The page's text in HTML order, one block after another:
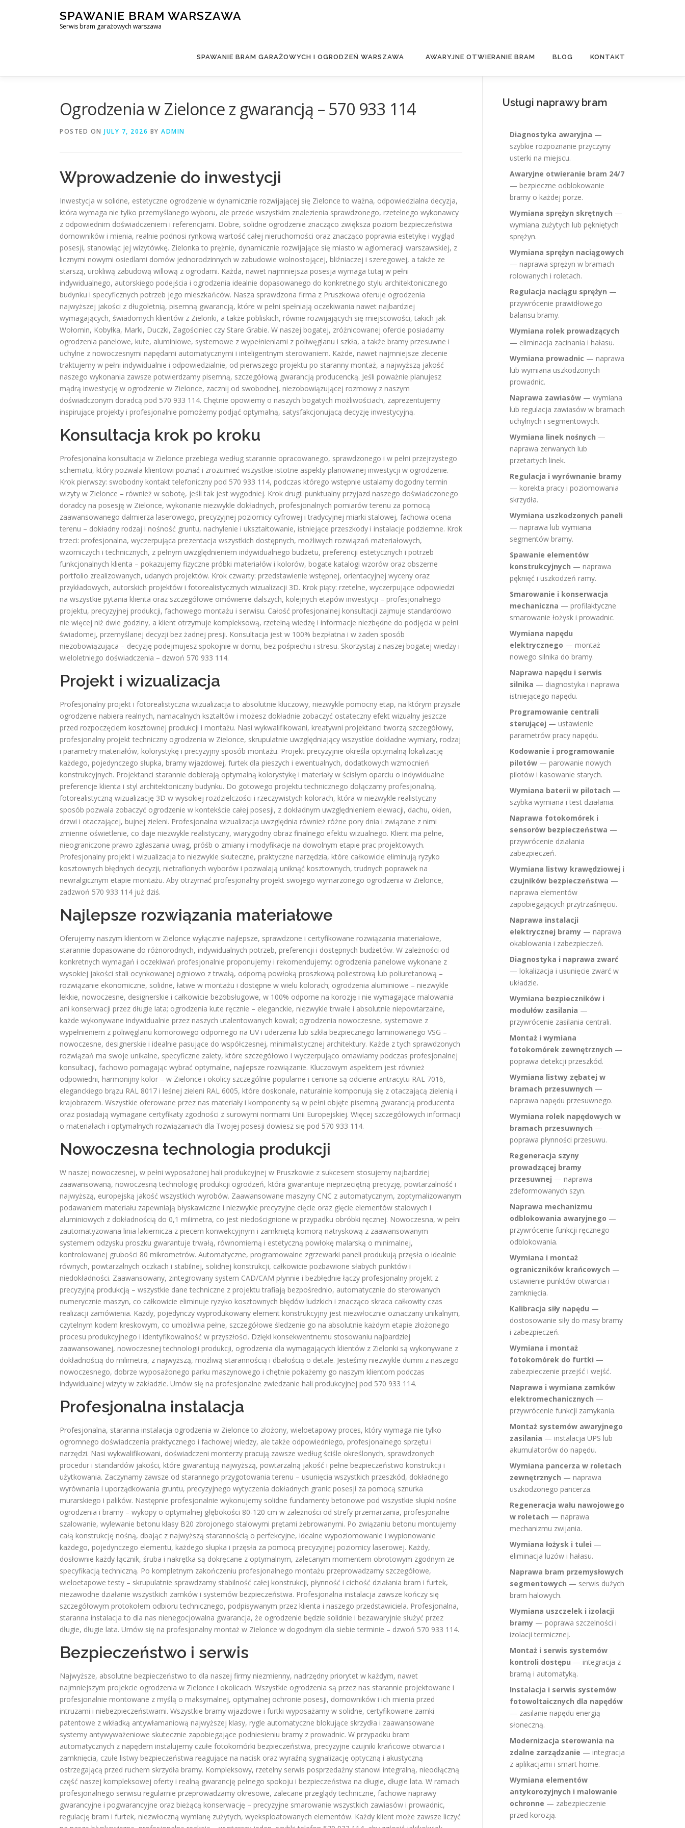
SPAWANIE BRAM WARSZAWA
Serwis bram garażowych warszawa
SPAWANIE BRAM GARAŻOWYCH I OGRODZEŃ WARSZAWA AWARYJNE OTWIERANIE BRAM BLOG KONTAKT
Ogrodzenia w Zielonce z gwarancją – 570 933 114
POSTED ON JULY 7, 2026 BY ADMIN
Wprowadzenie do inwestycji
Inwestycja w solidne, estetyczne ogrodzenie w dynamicznie rozwijającej się Zielonce to ważna, odpowiedzialna decyzja,
która wymaga nie tylko przemyślanego wyboru, ale przede wszystkim znalezienia sprawdzonego, rzetelnego wykonawcy
z odpowiednim doświadczeniem i referencjami. Dobre, solidne ogrodzenie znacząco zwiększa poziom bezpieczeństwa
domowników i mienia, realnie podnosi rynkową wartość całej nieruchomości oraz znacząco poprawia estetykę i wygląd
posesji, stanowiąc jej wizytówkę. Zielonka to prężnie, dynamicznie rozwijające się miasto w aglomeracji warszawskiej, z
licznymi nowymi osiedlami domów jednorodzinnych w zabudowie wolnostojącej, bliźniaczej i szeregowej, a także ze
starszą, urokliwą zabudową willową z ogrodami. Każda, nawet najmniejsza posesja wymaga tutaj w pełni
indywidualnego, autorskiego podejścia i ogrodzenia idealnie dopasowanego do konkretnego stylu architektonicznego
budynku i specyficznych potrzeb jego mieszkańców. Nasza sprawdzona firma z Pruszkowa oferuje ogrodzenia
najwyższej jakości z długoletnią, pisemną gwarancją, które w pełni spełniają oczekiwania nawet najbardziej
wymagających, świadomych klientów z Zielonki, a także pobliskich, równie rozwijających się miejscowości, takich jak
Wołomin, Kobyłka, Marki, Duczki, Zagościniec czy Stare Grabie. W naszej bogatej, zróżnicowanej ofercie posiadamy
ogrodzenia panelowe, kute, aluminiowe, systemowe z wypełnieniami z poliwęglanu i szkła, a także bramy przesuwne i
uchylne z nowoczesnymi napędami automatycznymi i inteligentnym sterowaniem. Każde, nawet najmniejsze zlecenie
traktujemy w pełni indywidualnie i odpowiedzialnie, od pierwszego projektu po staranny montaż, a najwyższą jakość
naszego wykonania zawsze potwierdzamy pisemną, szczegółową gwarancją producencką. Jeśli poważnie planujesz
mądrą inwestycję w ogrodzenie w Zielonce, zacznij od swobodnej, niezobowiązującej rozmowy z naszym
doświadczonym doradcą pod 570 933 114. Chętnie opowiemy o naszych bogatych możliwościach, zaprezentujemy
inspirujące projekty i profesjonalnie pomożemy podjąć optymalną, satysfakcjonującą decyzję inwestycyjną.
Konsultacja krok po kroku
Profesjonalna konsultacja w Zielonce przebiega według starannie opracowanego, sprawdzonego i w pełni przejrzystego
schematu, który pozwala klientowi poznać i zrozumieć wszystkie istotne aspekty planowanej inwestycji w ogrodzenie.
Krok pierwszy: swobodny kontakt telefoniczny pod 570 933 114, podczas którego wstępnie ustalamy dogodny termin
wizyty w Zielonce – również w sobotę, jeśli tak jest wygodniej. Krok drugi: punktualny przyjazd naszego doświadczonego
doradcy na posesję w Zielonce, wykonanie niezwykle dokładnych, profesjonalnych pomiarów terenu za pomocą
zaawansowanego dalmierza laserowego, precyzyjnej poziomicy cyfrowej i tradycyjnej miarki stalowej, fachowa ocena
terenu – dokładny rodzaj i nośność gruntu, nachylenie i ukształtowanie, istniejące przeszkody i instalacje podziemne. Krok
trzeci: profesjonalna, wyczerpująca prezentacja wszystkich dostępnych, możliwych rozwiązań materiałowych,
wzorniczych i technicznych, z pełnym uwzględnieniem indywidualnego budżetu, preferencji estetycznych i potrzeb
funkcjonalnych klienta – pokazujemy fizyczne próbki materiałów i kolorów, bogate katalogi wzorów oraz obszerne
portfolio zrealizowanych, udanych projektów. Krok czwarty: przedstawienie wstępnej, orientacyjnej wyceny oraz
przykładowych, autorskich projektów i fotorealistycznych wizualizacji 3D. Krok piąty: rzetelne, wyczerpujące odpowiedzi
na wszystkie pytania klienta oraz szczegółowe omówienie dalszych, kolejnych etapów inwestycji – profesjonalnego
projektu, precyzyjnej produkcji, fachowego montażu i serwisu. Całość profesjonalnej konsultacji zajmuje standardowo
nie więcej niż dwie godziny, a klient otrzymuje kompleksową, rzetelną wiedzę i informacje niezbędne do podjęcia w pełni
świadomej, przemyślanej decyzji bez żadnej presji. Konsultacja jest w 100% bezpłatna i w żaden sposób
niezobowiązująca – decyzję podejmujesz spokojnie w domu, bez pośpiechu i stresu. Skorzystaj z naszej bogatej wiedzy i
wieloletniego doświadczenia – dzwoń 570 933 114.
Projekt i wizualizacja
Profesjonalny projekt i fotorealistyczna wizualizacja to absolutnie kluczowy, niezwykle pomocny etap, na którym przyszłe
ogrodzenie nabiera realnych, namacalnych kształtów i możesz dokładnie zobaczyć ostateczny efekt wizualny jeszcze
przed rozpoczęciem kosztownej produkcji i montażu. Nasi wykwalifikowani, kreatywni projektanci tworzą szczegółowy,
profesjonalny projekt techniczny ogrodzenia w Zielonce, skrupulatnie uwzględniający wszystkie dokładne wymiary, rodzaj
i parametry materiałów, kolorystykę i precyzyjny sposób montażu. Projekt precyzyjnie określa optymalną lokalizację
każdego, pojedynczego słupka, bramy wjazdowej, furtek dla pieszych i ewentualnych, dodatkowych wzmocnień
konstrukcyjnych. Projektanci starannie dobierają optymalną kolorystykę i materiały w ścisłym oparciu o indywidualne
preferencje klienta i styl architektoniczny budynku. Do gotowego projektu technicznego dołączamy profesjonalną,
fotorealistyczną wizualizację 3D w wysokiej rozdzielczości i rzeczywistych kolorach, która w niezwykle realistyczny
sposób pozwala zobaczyć ogrodzenie w kontekście całej posesji, z dokładnym uwzględnieniem elewacji, dachu, okien,
drzwi i otaczającej, bujnej zieleni. Profesjonalna wizualizacja uwzględnia również różne pory dnia i związane z nimi
zmienne oświetlenie, co daje niezwykle realistyczny, wiarygodny obraz finalnego efektu wizualnego. Klient ma pełne,
nieograniczone prawo zgłaszania uwag, próśb o zmiany i modyfikacje na dowolnym etapie prac projektowych.
Profesjonalny projekt i wizualizacja to niezwykle skuteczne, praktyczne narzędzia, które całkowicie eliminują ryzyko
kosztownych błędnych decyzji, nietrafionych wyborów i pozwalają uniknąć kosztownych, trudnych poprawek na
newralgicznym etapie montażu. Aby otrzymać profesjonalny projekt swojego wymarzonego ogrodzenia w Zielonce,
zadzwoń 570 933 114 już dziś.
Najlepsze rozwiązania materiałowe
Oferujemy naszym klientom w Zielonce wyłącznie najlepsze, sprawdzone i certyfikowane rozwiązania materiałowe,
starannie dopasowane do różnorodnych, indywidualnych potrzeb, preferencji i dostępnych budżetów. W zależności od
konkretnych wymagań i oczekiwań profesjonalnie proponujemy i rekomendujemy: ogrodzenia panelowe wykonane z
wysokiej jakości stali ocynkowanej ogniowo z trwałą, odporną powłoką proszkową poliestrową lub poliuretanową –
rozwiązanie ekonomiczne, solidne, łatwe w montażu i dostępne w wielu kolorach; ogrodzenia aluminiowe – niezwykle
lekkie, nowoczesne, designerskie i całkowicie bezobsługowe, w 100% odporne na korozję i nie wymagające malowania
ani konserwacji przez długie lata; ogrodzenia kute ręcznie – eleganckie, niezwykle trwałe i absolutnie niepowtarzalne,
każde wykonywane indywidualnie przez naszych utalentowanych kowali; ogrodzenia nowoczesne, systemowe z
wypełnieniem z poliwęglanu komorowego odpornego na UV i uderzenia lub szkła bezpiecznego laminowanego VSG –
nowoczesne, designerskie i idealnie pasujące do współczesnej, minimalistycznej architektury. Każde z tych sprawdzonych
rozwiązań ma swoje unikalne, specyficzne zalety, które szczegółowo i wyczerpująco omawiamy podczas profesjonalnej
konsultacji, fachowo pomagając wybrać optymalne, najlepsze rozwiązanie. Kluczowym aspektem jest również
odpowiedni, harmonijny kolor – w Zielonce i okolicy szczególnie popularne i cenione są odcienie antracytu RAL 7016,
eleganckiego brązu RAL 8017 i leśnej zieleni RAL 6005, które doskonale, naturalnie komponują się z otaczającą zielenią i
krajobrazem. Wszystkie oferowane przez nas materiały i komponenty są w pełni objęte pisemną gwarancją producenta
oraz posiadają wymagane certyfikaty zgodności z surowymi normami Unii Europejskiej. Więcej szczegółowych informacji
o materiałach i optymalnych rozwiązaniach dla Twojej posesji dowiesz się pod 570 933 114.
Nowoczesna technologia produkcji
W naszej nowoczesnej, w pełni wyposażonej hali produkcyjnej w Pruszkowie z sukcesem stosujemy najbardziej
zaawansowaną, nowoczesną technologię produkcji ogrodzeń, która gwarantuje nieprzeciętną precyzję, powtarzalność i
najwyższą, europejską jakość wszystkich wyrobów. Zaawansowane maszyny CNC z automatycznym, zoptymalizowanym
podawaniem materiału zapewniają błyskawiczne i niezwykle precyzyjne cięcie oraz gięcie elementów stalowych i
aluminiowych z dokładnością do 0,1 milimetra, co jest niedoścignione w przypadku obróbki ręcznej. Nowoczesna, w pełni
zautomatyzowana linia lakiernicza z piecem konwekcyjnym i zamkniętą komorą natryskową z zaawansowanym
systemem odzysku proszku gwarantuje trwałą, równomierną i estetyczną powłokę malarską o minimalnej,
kontrolowanej grubości 80 mikrometrów. Automatyczne, programowalne zgrzewarki paneli produkują przęsła o idealnie
równych, powtarzalnych oczkach i stabilnej, solidnej konstrukcji, całkowicie pozbawione słabych punktów i
niedokładności. Zaawansowany, zintegrowany system CAD/CAM płynnie i bezbłędnie łączy profesjonalny projekt z
precyzyjną produkcją – wszystkie dane techniczne z projektu trafiają bezpośrednio, automatycznie do sterowanych
numerycznie maszyn, co całkowicie eliminuje ryzyko kosztownych błędów ludzkich i znacząco skraca całkowity czas
realizacji zamówienia. Każdy, pojedynczy wyprodukowany element konstrukcyjny jest niezwłocznie oznaczany unikalnym,
czytelnym kodem kreskowym, co umożliwia pełne, szczegółowe śledzenie go na absolutnie każdym etapie złożonego
procesu produkcyjnego i identyfikowalność w przyszłości. Dzięki konsekwentnemu stosowaniu najbardziej
zaawansowanej, nowoczesnej technologii produkcji, ogrodzenia dla wymagających klientów z Zielonki są wykonywane z
dokładnością do milimetra, z najwyższą, możliwą starannością i dbałością o detale. Jesteśmy niezwykle dumni z naszego
nowoczesnego, dobrze wyposażonego parku maszynowego i chętnie pokażemy go naszym klientom podczas
indywidualnej wizyty w zakładzie. Umów się na profesjonalne zwiedzanie hali produkcyjnej pod 570 933 114.
Profesjonalna instalacja
Profesjonalna, staranna instalacja ogrodzenia w Zielonce to złożony, wieloetapowy proces, który wymaga nie tylko
ogromnego doświadczenia praktycznego i fachowej wiedzy, ale także odpowiedniego, profesjonalnego sprzętu i
narzędzi. Nasi wykwalifikowani, doświadczeni monterzy pracują zawsze według ściśle określonych, sprawdzonych
procedur i standardów jakości, które gwarantują najwyższą, powtarzalną jakość i pełne bezpieczeństwo konstrukcji i
użytkowania. Zaczynamy zawsze od starannego przygotowania terenu – usunięcia wszystkich przeszkód, dokładnego
wyrównania i uporządkowania gruntu, precyzyjnego wytyczenia dokładnych granic posesji za pomocą sznurka
murarskiego i palików. Następnie profesjonalnie wykonujemy solidne fundamenty betonowe pod wszystkie słupki nośne
ogrodzenia i bramy – wykopy o optymalnej głębokości 80-120 cm w zależności od strefy przemarzania, profesjonalne
szalowanie, wylewanie betonu klasy B20 zbrojonego stalowymi prętami żebrowanymi. Po związaniu betonu montujemy
całą konstrukcję nośną, dbając z najwyższą starannością o perfekcyjne, idealne wypoziomowanie i wypionowanie
każdego, pojedynczego elementu, każdego słupka i przęsła za pomocą precyzyjnej poziomicy laserowej. Każdy,
dosłownie każdy łącznik, śruba i nakrętka są dokręcane z optymalnym, zalecanym momentem obrotowym zgodnym ze
specyfikacją techniczną. Po kompletnym zakończeniu profesjonalnego montażu przeprowadzamy szczegółowe,
wieloetapowe testy – skrupulatnie sprawdzamy stabilność całej konstrukcji, płynność i cichość działania bram i furtek,
niezawodne działanie wszystkich zamków i systemów bezpieczeństwa. Profesjonalna instalacja zawsze kończy się
szczegółowym protokołem odbioru technicznego, podpisywanym przez klienta i naszego przedstawiciela. Profesjonalna,
staranna instalacja to dla nas nienegocjowalna gwarancja, że ogrodzenie będzie solidnie i bezawaryjnie służyć przez
długie, długie lata. Umów się na profesjonalny montaż w Zielonce w dogodnym dla siebie terminie – dzwoń 570 933 114.
Bezpieczeństwo i serwis
Najwyższe, absolutne bezpieczeństwo to dla naszej firmy niezmienny, nadrzędny priorytet w każdym, nawet
najmniejszym projekcie ogrodzenia w Zielonce i okolicach. Wszystkie ogrodzenia są przez nas starannie projektowane i
profesjonalnie montowane z myślą o maksymalnej, optymalnej ochronie posesji, domowników i ich mienia przed
intruzami i niebezpieczeństwami. Wszystkie bramy wjazdowe i furtki wyposażamy w solidne, certyfikowane zamki
patentowe z wkładką antywłamaniową najwyższej klasy, rygle automatyczne blokujące skrzydła i zaawansowane
systemy antywyważeniowe skutecznie zapobiegające podniesieniu bramy z prowadnic. W przypadku bram
automatycznych z napędem instalujemy czułe fotokomórki bezpieczeństwa, precyzyjne czujniki krańcowe otwarcia i
zamknięcia, czułe listwy bezpieczeństwa reagujące na nacisk oraz wyraźną sygnalizację optyczną i akustyczną
ostrzegającą przed ruchem skrzydła bramy. Kompleksowy, rzetelny serwis posprzedażny stanowi integralną, nieodłączną
część naszej kompleksowej oferty i realną gwarancję pełnego spokoju i bezpieczeństwa na długie, długie lata. W ramach
profesjonalnego serwisu regularnie przeprowadzamy okresowe, zalecane przeglądy techniczne, fachowe naprawy
gwarancyjne i pogwarancyjne oraz bieżącą konserwację – precyzyjne smarowanie wszystkich zawiasów i prowadnic,
regulację bram i furtek, niezwłoczną wymianę zużytych, wyeksploatowanych elementów. Każdy klient może zawsze liczyć
Usługi naprawy bram
Diagnostyka awaryjna —
szybkie rozpoznanie przyczyny
usterki na miejscu.
Awaryjne otwieranie bram 24/7
— bezpieczne odblokowanie
bramy o każdej porze.
Wymiana sprężyn skrętnych —
wymiana zużytych lub pękniętych
sprężyn.
Wymiana sprężyn naciągowych
— naprawa sprężyn w bramach
rolowanych i roletach.
Regulacja naciągu sprężyn —
przywrócenie prawidłowego
balansu bramy.
Wymiana rolek prowadzących
— eliminacja zacinania i hałasu.
Wymiana prowadnic — naprawa
lub wymiana uszkodzonych
prowadnic.
Naprawa zawiasów — wymiana
lub regulacja zawiasów w bramach
uchylnych i segmentowych.
Wymiana linek nośnych —
naprawa zerwanych lub
przetartych linek.
Regulacja i wyrównanie bramy
— korekta pracy i poziomowania
skrzydła.
Wymiana uszkodzonych paneli
— naprawa lub wymiana
segmentów bramy.
Spawanie elementów
konstrukcyjnych — naprawa
pęknięć i uszkodzeń ramy.
Smarowanie i konserwacja
mechaniczna — profilaktyczne
smarowanie łożysk i prowadnic.
Wymiana napędu
elektrycznego — montaż
nowego silnika do bramy.
Naprawa napędu i serwis
silnika — diagnostyka i naprawa
istniejącego napędu.
Programowanie centrali
sterującej — ustawienie
parametrów pracy napędu.
Kodowanie i programowanie
pilotów — parowanie nowych
pilotów i kasowanie starych.
Wymiana baterii w pilotach —
szybka wymiana i test działania.
Naprawa fotokomórek i
sensorów bezpieczeństwa —
przywrócenie działania
zabezpieczeń.
Wymiana listwy krawędziowej i
czujników bezpieczeństwa —
naprawa elementów
zapobiegających przytrzaśnięciu.
Naprawa instalacji
elektrycznej bramy — naprawa
okablowania i zabezpieczeń.
Diagnostyka i naprawa zwarć
— lokalizacja i usunięcie zwarć w
układzie.
Wymiana bezpieczników i
modułów zasilania —
przywrócenie zasilania centrali.
Montaż i wymiana
fotokomórek zewnętrznych —
poprawa detekcji przeszkód.
Wymiana listwy zębatej w
bramach przesuwnych —
naprawa napędu przesuwnego.
Wymiana rolek napędowych w
bramach przesuwnych —
poprawa płynności przesuwu.
Regeneracja szyny
prowadzącej bramy
przesuwnej — naprawa
zdeformowanych szyn.
Naprawa mechanizmu
odblokowania awaryjnego —
przywrócenie funkcji ręcznego
odblokowania.
Wymiana i montaż
ograniczników krańcowych —
ustawienie punktów otwarcia i
zamknięcia.
Kalibracja siły napędu —
dostosowanie siły do masy bramy
i zabezpieczeń.
Wymiana i montaż
fotokomórek do furtki —
zabezpieczenie przejść i wejść.
Naprawa i wymiana zamków
elektromechanicznych —
przywrócenie funkcji zamykania.
Montaż systemów awaryjnego
zasilania — instalacja UPS lub
akumulatorów do napędu.
Wymiana pancerza w roletach
zewnętrznych — naprawa
uszkodzonego pancerza.
Regeneracja wału nawojowego
w roletach — naprawa
mechanizmu zwijania.
Wymiana łożysk i tulei —
eliminacja luzów i hałasu.
Naprawa bram przemysłowych
segmentowych — serwis dużych
bram halowych.
Wymiana uszczelek i izolacji
bramy — poprawa szczelności i
izolacji termicznej.
Montaż i serwis systemów
kontroli dostępu — integracja z
bramą i automatyką.
Instalacja i serwis systemów
fotowoltaicznych dla napędów
— zasilanie napędu energią
słoneczną.
Modernizacja sterowania na
zdalne zarządzanie — integracja
z aplikacjami i smart home.
Wymiana elementów
antykorozyjnych i malowanie
ochronne — zabezpieczenie
przed korozją.